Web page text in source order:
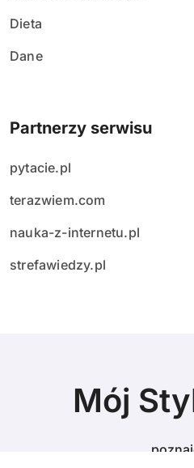
Dieta
Dane
Partnerzy serwisu
pytacie.pl
terazwiem.com
nauka-z-internetu.pl
strefawiedzy.pl
Mój